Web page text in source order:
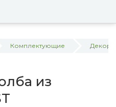
Комплектующие
из